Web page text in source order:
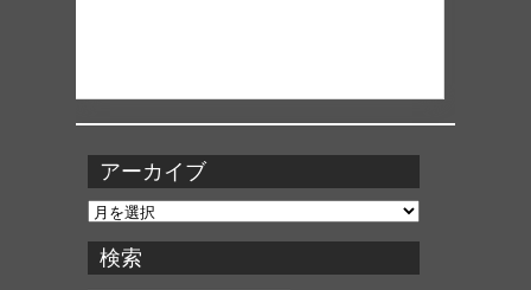
アーカイブ
ア
カ
イ
検索